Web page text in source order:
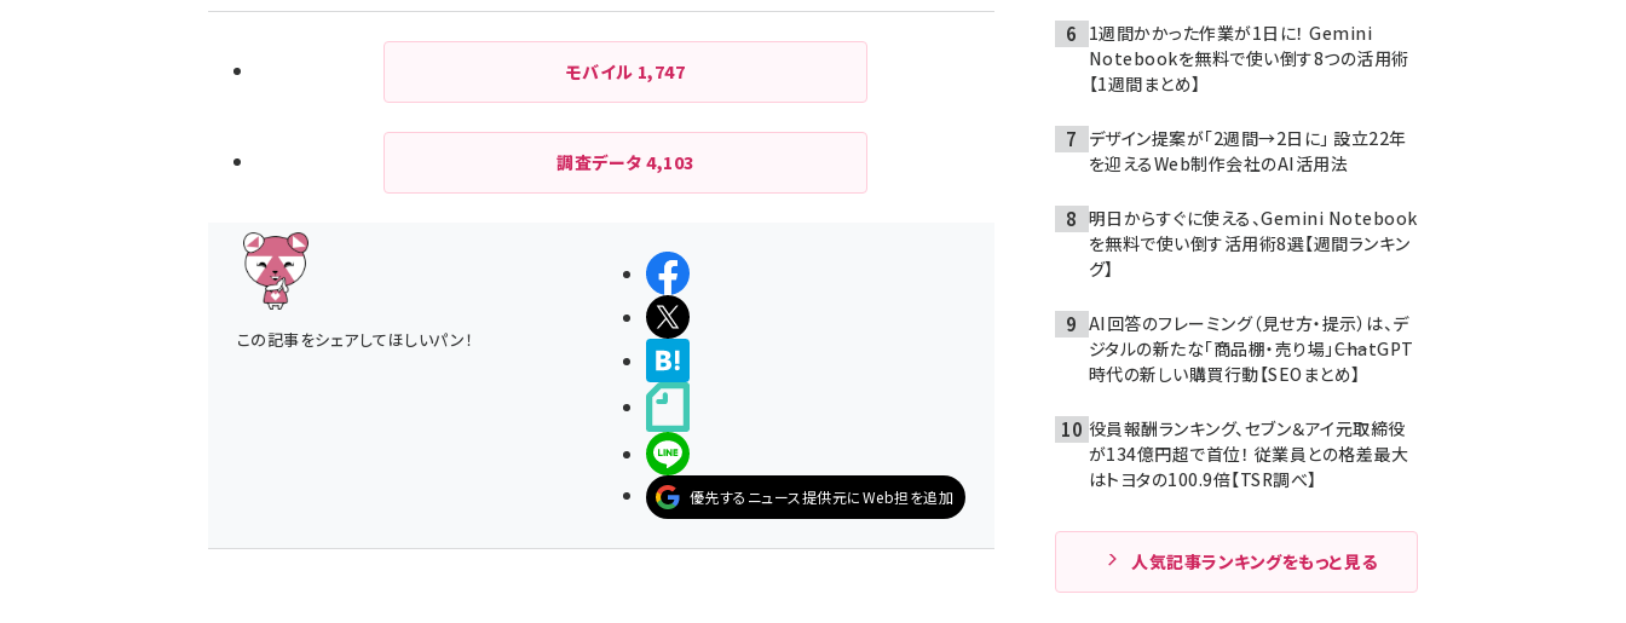
モバイル 1,747
調査データ4,103
この記事をシェアしてほしいパン！
シェアする
ポストする
LINEで送る
優先するニュース提供元にWeb担を追加
1週間かかった作業が1日に！ Gemini
Notebookを無料で使い倒す8つの活用術
【1週間まとめ】
デザイン提案が「2週間→2日に」 設立22年
を迎えるWeb制作会社のAI活用法
明日からすぐに使える、Gemini Notebook
を無料で使い倒す活用術8選【週間ランキン
グ】
AI回答のフレーミング（見せ方・提示）は、デ
ジタルの新たな「商品棚・売り場」――ChatGPT
時代の新しい購買行動【SEOまとめ】
役員報酬ランキング、セブン＆アイ元取締役
が134億円超で首位！ 従業員との格差最大
はトヨタの100.9倍【TSR調べ】
人気記事ランキングをもっと見る